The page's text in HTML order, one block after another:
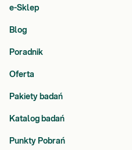
e-Sklep
Blog
Poradnik
Oferta
Pakiety badań
Katalog badań
Punkty Pobrań